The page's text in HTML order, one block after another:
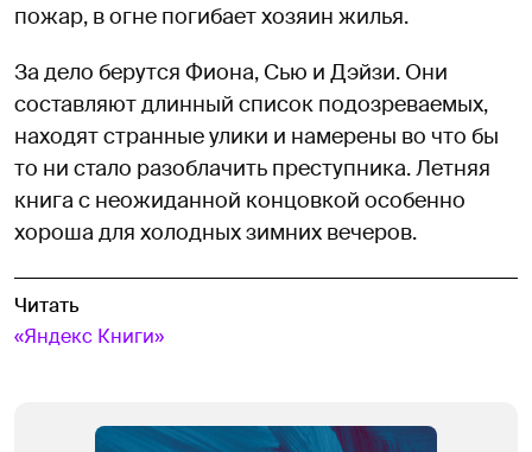
пожар, в огне погибает хозяин жилья.
За дело берутся Фиона, Сью и Дэйзи. Они
составляют длинный список подозреваемых,
находят странные улики и намерены во что бы
то ни стало разоблачить преступника. Летняя
книга с неожиданной концовкой особенно
хороша для холодных зимних вечеров.
Читать
«Яндекс Книги»